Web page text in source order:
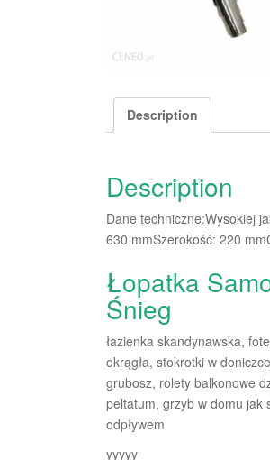
Description
Description
Dane techniczne:Wysokiej
630 mmSzerokość: 220
Łopatka
Śnieg
łazienka skandynawska,
okrągła, stokrotki w
grubosz, rolety balkonowe
peltatum, grzyb w domu jak
odpływem
yyyyy